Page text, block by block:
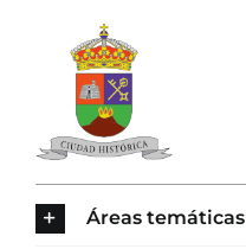
contenido
Áreas temáticas